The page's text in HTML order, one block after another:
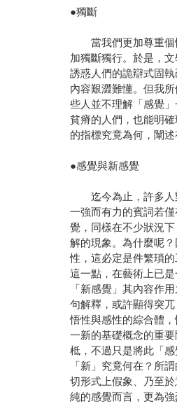
●獨斷
當我們更加尊重個性
加獨斷獨行。於是，
誘惑人們的詭辯式固
內容艱澀難懂。但我
些人並不理解「感覺
貧瘠的人們，也能明
的指標究竟為何，闡述
●感覺與新感覺
迄今為止，許多人對
一強而有力的賓詞若
覺，同樣在不少狀況
解的現象。為什麼呢
性，這必定是件繁瑣
這一點，在藝術上已
「新感覺」其內容作
句解釋，或許顯得突
悟性與感性的綜合體
一新的基礎概念的重
柢，不過只是將此「
「新」究竟何在？所
切形式上假象、乃至
純的感覺而言，更為